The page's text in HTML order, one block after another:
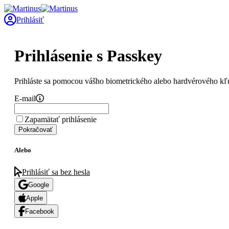
Prihlásiť
Prihlásenie s Passkey
Prihláste sa pomocou vášho biometrického alebo hardvérového
E-mail
Zapamätať prihlásenie
Pokračovať
Alebo
Prihlásiť sa bez hesla
Google
Apple
Facebook